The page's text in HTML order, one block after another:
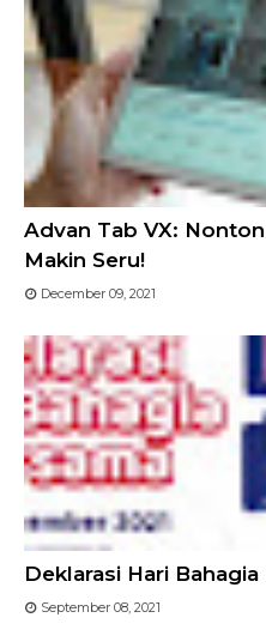
Advan Tab VX:
Makin Seru!
December 09, 2021
Deklarasi Hari
September 08, 2021